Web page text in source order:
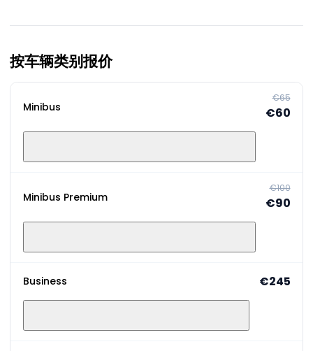
按车辆类别报价
Minibus
€65
€60
Minibus Premium
€100
€90
Business €245